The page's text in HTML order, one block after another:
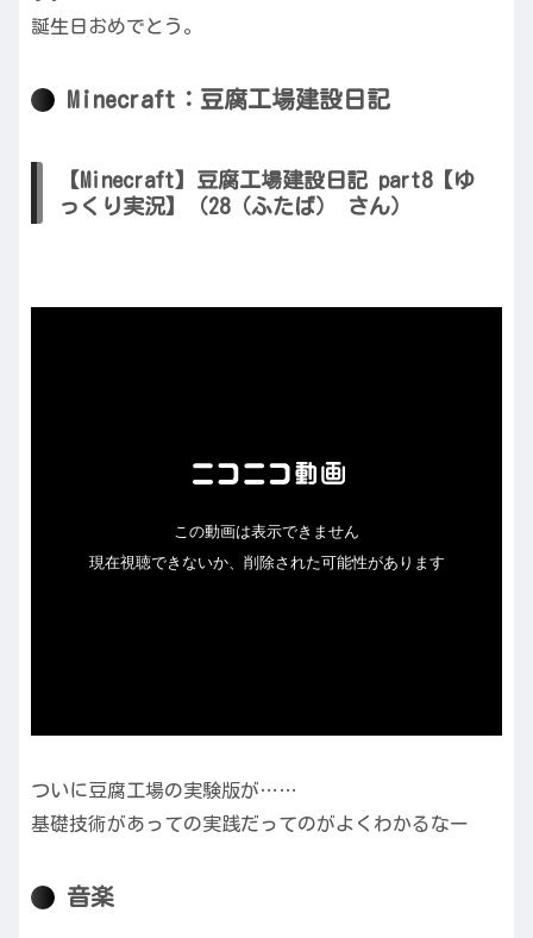
誕生日おめでとう。
Minecraft：豆腐工場建設日記
【Minecraft】豆腐工場建設日記 part8【ゆ
っくり実況】（28（ふたば） さん）
ついに豆腐工場の実験版が……
基礎技術があっての実践だってのがよくわかるなー
音楽